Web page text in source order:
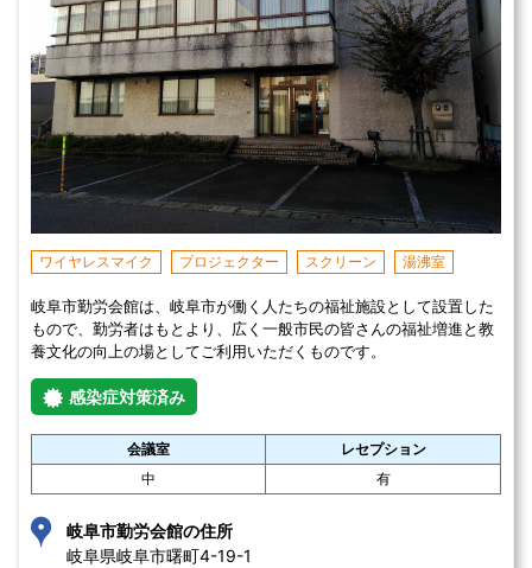
ワイヤレスマイク プロジェクター スクリーン 湯沸室
岐阜市勤労会館は、岐阜市が働く人たちの福祉施設として設置した
もので、勤労者はもとより、広く一般市民の皆さんの福祉増進と教
養文化の向上の場としてご利用いただくものです。
感染症対策済み
会議室
レセプション
中
有
岐阜市勤労会館の住所
岐阜県岐阜市曙町4-19-1